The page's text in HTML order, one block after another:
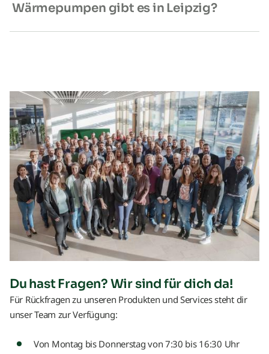
Wärmepumpen gibt es in Leipzig?
Du hast Fragen? Wir sind für dich da!
Für Rückfragen zu unseren Produkten und Services steht dir
unser Team zur Verfügung:
Von Montag bis Donnerstag von 7:30 bis 16:30 Uhr